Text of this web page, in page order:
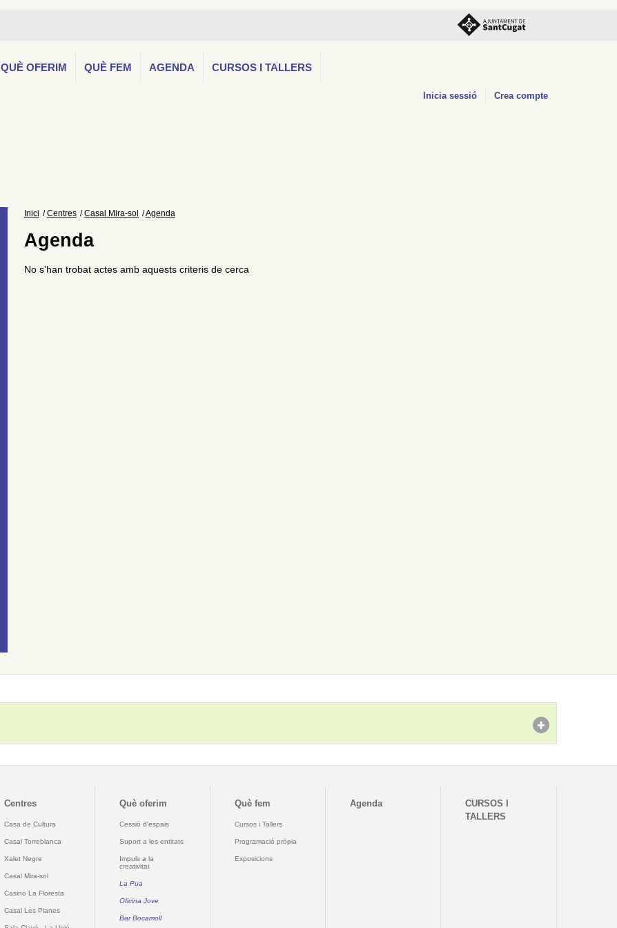
QUÈ OFERIM QUÈ FEM AGENDA CURSOS I TALLERS
Inicia sessió Crea compte
Inici Centres Casal Mira-sol Agenda
Agenda
No s'han trobat actes amb aquests criteris de cerca
Centres
Casa de Cultura
Casal Torreblanca
Xalet Negre
Casal Mira-sol
Casino La Floresta
Casal Les Planes
Què oferim
Cessió d'espais
Suport a les entitats
Impuls a la
creativitat
La Pua
Oficina Jove
Bar Bocamoll
Què fem
Cursos i Tallers
Programació pròpia
Exposicions
Agenda
CURSOS I
TALLERS